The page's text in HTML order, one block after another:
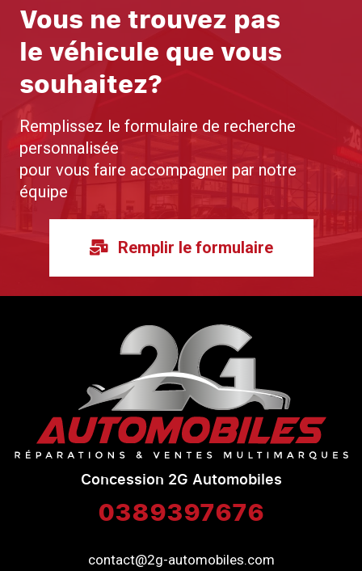
Vous ne trouvez pas
le véhicule que vous
souhaitez?
Remplissez le formulaire de recherche
personnalisée
pour vous faire accompagner par notre
équipe
Remplir le formulaire
Concession 2G Automobiles
0389397676
contact@2g-automobiles.com